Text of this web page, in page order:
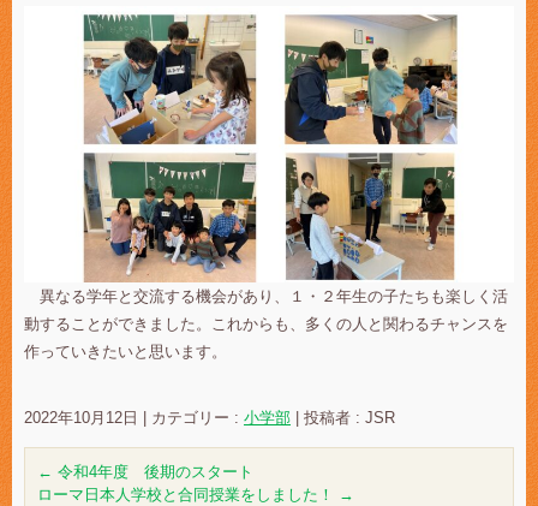
異なる学年と交流する機会があり、１・２年生の子たちも楽しく活
動することができました。これからも、多くの人と関わるチャンスを
作っていきたいと思います。
2022年10月12日 カテゴリー : 小学部 投稿者 : JSR
← 令和4年度 後期のスタート
ローマ日本人学校と合同授業をしました！
→